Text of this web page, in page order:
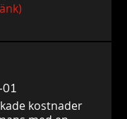
01
kostnader